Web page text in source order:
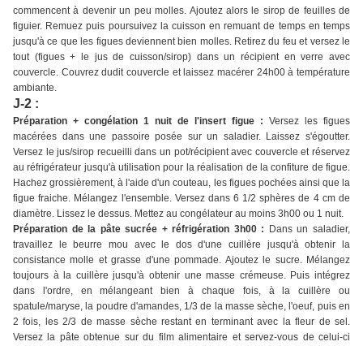
commencent à devenir un peu molles. Ajoutez alors le sirop de feuilles de
figuier. Remuez puis poursuivez la cuisson en remuant de temps en temps
jusqu'à ce que les figues deviennent bien molles. Retirez du feu et versez le
tout (figues + le jus de cuisson/sirop) dans un récipient en verre avec
couvercle. Couvrez dudit couvercle et laissez macérer 24h00 à température
ambiante.
J-2 :
Préparation + congélation 1 nuit de l'insert figue : Versez les figues
macérées dans une passoire posée sur un saladier. Laissez s'égoutter.
Versez le jus/sirop recueilli dans un pot/récipient avec couvercle et réservez
au réfrigérateur jusqu'à utilisation pour la réalisation de la confiture de figue.
Hachez grossièrement, à l'aide d'un couteau, les figues pochées ainsi que la
figue fraiche. Mélangez l'ensemble. Versez dans 6 1/2 sphères de 4 cm de
diamètre. Lissez le dessus. Mettez au congélateur au moins 3h00 ou 1 nuit.
Préparation de la pâte sucrée + réfrigération 3h00 :
Dans un saladier,
travaillez le beurre mou avec le dos d'une cuillère jusqu'à obtenir la
consistance molle et grasse d'une pommade. Ajoutez le sucre. Mélangez
toujours à la cuillère jusqu'à obtenir une masse crémeuse. Puis intégrez
dans l'ordre, en mélangeant bien à chaque fois, à la cuillère ou
spatule/maryse, la poudre d'amandes, 1/3 de la masse sèche, l'oeuf, puis en
2 fois, les 2/3 de masse sèche restant en terminant avec la fleur de sel.
Versez la pâte obtenue sur du film alimentaire et servez-vous de celui-ci